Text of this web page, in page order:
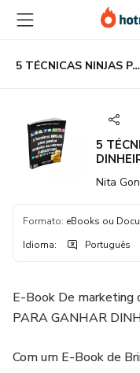
para
conteúdo
principal
para
pagamento
para
rodapé
5 TÉCNICAS NINJAS PARA GANHAR DINHEIRO NA INTERNET
5
Nita
Formato: eBooks ou
Idioma: Português
E-Book De marketing
PARA GANHAR
Com um E-Book de